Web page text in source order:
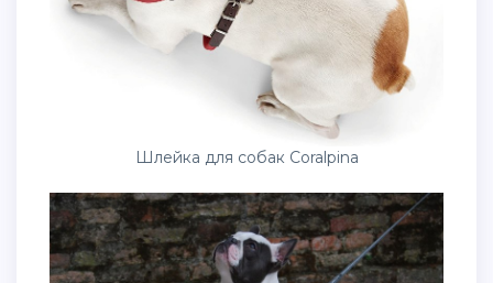
Шлейка для собак Coralpina